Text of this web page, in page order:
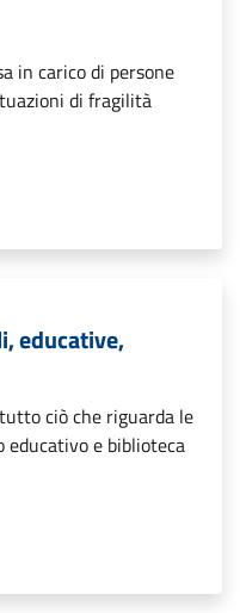
in carico di persone
di fragilità
educative,
ciò che riguarda le
e biblioteca